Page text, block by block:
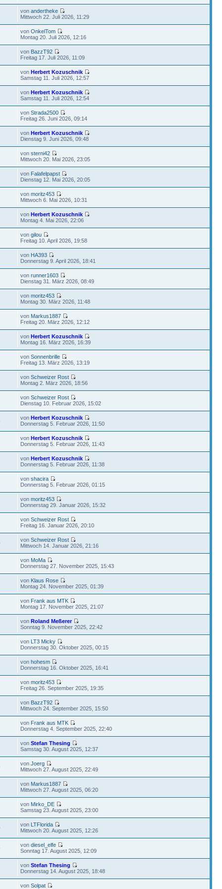
vonandertheke
Mittwoch 22. Juli 2026, 11:29
vonOnkelTom
Montag 20. Juli 2026, 12:16
von BazzT92
Freitag 17. Juli 2026, 11:09
vonHerbert Kozuschnik
Samstag 11. Juli 2026, 12:57
vonHerbert Kozuschnik
Samstag 11. Juli 2026, 12:54
vonStrada2500
Freitag 26. Juni 2026, 09:14
vonHerbert Kozuschnik
Dienstag 9. Juni 2026, 09:48
vonsterni42
Mittwoch 20. Mai 2026, 23:05
von Falafelpapst
Dienstag 12. Mai 2026, 20:05
vonmoritz453
Mittwoch 6. Mai 2026, 10:31
vonHerbert Kozuschnik
Montag 4. Mai 2026, 22:06
vongilou
Freitag 10. April 2026, 19:58
von HA393
Donnerstag 9. April 2026, 18:41
vonrunner1603
Dienstag 31. März 2026, 08:49
vonmoritz453
Montag 30. März 2026, 11:48
von Markus1887
Freitag 20. März 2026, 12:12
vonHerbert Kozuschnik
Montag 16. März 2026, 16:39
vonSonnenbrille
Freitag 13. März 2026, 13:19
vonSchweizer Rost
Montag 2. März 2026, 18:56
vonSchweizer Rost
Dienstag 10. Februar 2026, 15:02
vonHerbert Kozuschnik
Donnerstag 5. Februar 2026, 11:50
vonHerbert Kozuschnik
Donnerstag 5. Februar 2026, 11:43
vonHerbert Kozuschnik
Donnerstag 5. Februar 2026, 11:38
vonshacira
Donnerstag 5. Februar 2026, 01:15
vonmoritz453
Donnerstag 29. Januar 2026, 15:32
vonSchweizer Rost
Freitag 16. Januar 2026, 20:10
vonSchweizer Rost
Mittwoch 14. Januar 2026, 21:16
von MoMa
Donnerstag 27. November 2025, 15:43
von Klaus Rose
Montag 24. November 2025, 01:39
von Frank aus MTK
Montag 17. November 2025, 21:07
vonRoland Meßerer
Sonntag 9. November 2025, 22:42
von LT3 Micky
Donnerstag 30. Oktober 2025, 00:15
vonhohesm
Donnerstag 16. Oktober 2025, 16:41
vonmoritz453
Freitag 26. September 2025, 19:35
von BazzT92
Mittwoch 24. September 2025, 15:50
von Frank aus MTK
Donnerstag 4. September 2025, 22:40
vonStefan Thesing
Samstag 30. August 2025, 12:37
vonJoerg
Mittwoch 27. August 2025, 22:49
von Markus1887
Mittwoch 27. August 2025, 06:20
von Mirko_DE
Samstag 23. August 2025, 23:00
von LTFlorida
Mittwoch 20. August 2025, 12:26
vondiesel_elfe
Sonntag 17. August 2025, 12:09
vonStefan Thesing
Donnerstag 14. August 2025, 18:48
vonSolpat